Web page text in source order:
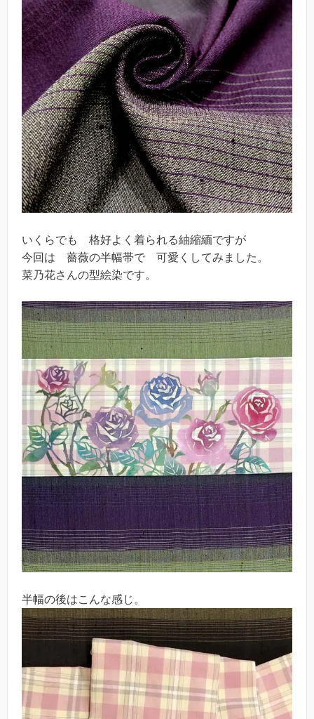
いくらでも 格好よく着られる紬縮緬ですが
今回は 薔薇の半幅帯で 可愛くしてみました。
菜乃花さんの型絵染です。
半幅の後はこんな感じ。